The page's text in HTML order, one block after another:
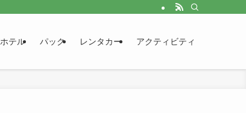
ホテル パック レンタカー アクティビティ